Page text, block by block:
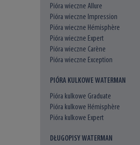
Pióra wieczne Allure
Pióra wieczne Impression
Pióra wieczne Hémisphère
Pióra wieczne Expert
Pióra wieczne Carène
Pióra wieczne Exception
PIÓRA KULKOWE WATERMAN
Pióra kulkowe Graduate
Pióra kulkowe Hémisphère
Pióra kulkowe Expert
DŁUGOPISY WATERMAN